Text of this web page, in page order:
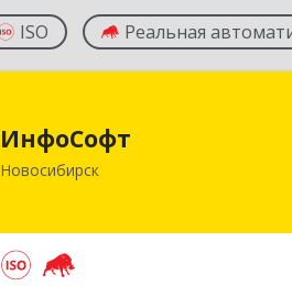
ISO Реальная
ИнфоСофт
Новосибирск
630091, Новосибирская
Новосибирск г, Крылова ул, дом